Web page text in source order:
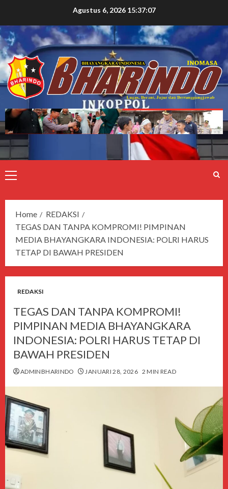
Agustus 6, 2026 15:37:08
Home
REDAKSI
TEGAS DAN TANPA KOMPROMI! PIMPINAN
MEDIA BHAYANGKARA INDONESIA: POLRI HARUS
TETAP DI BAWAH PRESIDEN
REDAKSI
TEGAS DAN TANPA KOMPROMI!
PIMPINAN MEDIA BHAYANGKARA
INDONESIA: POLRI HARUS TETAP DI
BAWAH PRESIDEN
ADMINBHARINDO JANUARI 28, 2026 2 MIN READ